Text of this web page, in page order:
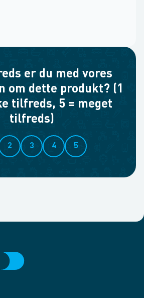
er du med vores
om dette produkt? (1
tilfreds, 5 = meget
tilfreds)
2 3 4 5